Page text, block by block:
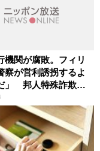
機関が腐敗。フィリ
察が営利誘拐するよ
」 邦人特殊詐欺グ
拠点国の共通点を須
が解説